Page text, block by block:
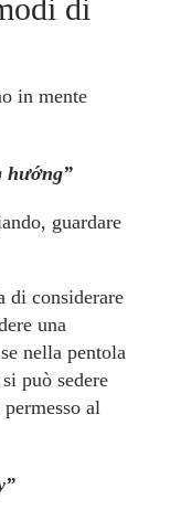
di
in mente
hướng”
guardare
di considerare
una
nella pentola
può sedere
al